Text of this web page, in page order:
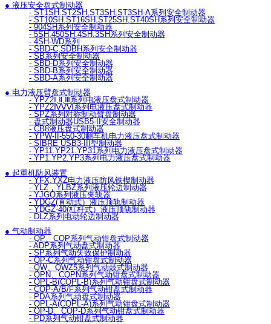
● 液压安全盘式制动器
- ST1SH.ST2SH,ST3SH,ST3SH-A系列安全制动器
- ST10SH.ST16SH,ST25SH,ST40SH系列安全制动器
- 904SH系列安全制动器
- 5SH,450SH,4SH,3SH系列安全制动器
- 4SH-WD系列
- SBD-C,SDBH系列安全制动器
- SB系列安全制动器
- SBD-D系列安全制动器
- SBD-B系列安全制动器
- SBD-A系列安全制动器
● 电力液压臂盘式制动器
- YPZ2Ⅰ,Ⅱ,Ⅲ系列电液压盘式制动器
- YPZ2ⅣⅤⅥ系列电液压盘式制动器
- SPZ系列对称制动臂盘制动器
- 盘式制动器USB5-II安全制动器
- CB8液压盘式制动器
- YPW-II-550-30翻车机电力液压盘式制动器
- SIBRE USB3-III型制动器
- YP11.YP21.YP31系列电力液压盘式制动器
- YP1.YP2.YP3系列电力液压盘式制动器
● 起重机防风装置
- YFX,YXZ电力液压防风铁楔制动器
- YLZ，YLBZ系列液压轮边制动器
- YJGQ系列液压夹轨器
- YDGZ(直动式）液压顶轨制动器
- YDGZ-40(杠杆式）液压顶轨制动器
- DLZ系列电动轮边制动器
● 气动制动器
- QP、CQP系列气动钳盘式制动器
- ADP系列气动盘式制动器
- SP系列气动失效保护制动器
- QP-C系列气动钳盘式制动器
- QW、QWZ5系列气动鼓式制动器
- QPN、CQPN系列气动钳盘式制动器
- QPL-B(CQPL-B)系列气动钳盘式制动器
- CQP-A/B/F系列气动钳盘式制动器
- PDA系列气动盘式制动器
- QPL-A(CQPL-A)系列气动钳盘式制动器
- QP-D、CQP-D系列气动钳盘式制动器
- PD系列气动钳盘式制动器